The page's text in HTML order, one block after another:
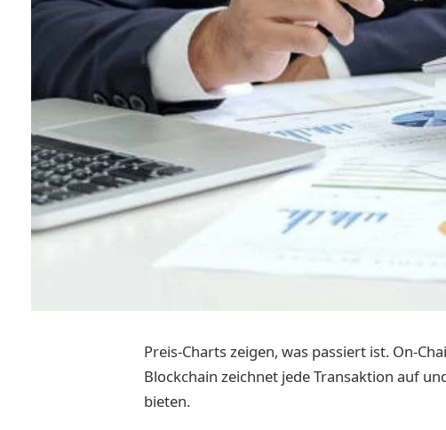
Preis-Charts zeigen, was passiert ist. On-
Blockchain zeichnet jede Transaktion auf
bieten.